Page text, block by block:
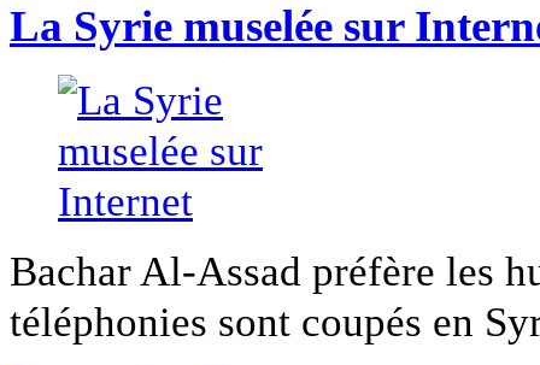
La Syrie muselée sur
Bachar Al-Assad préfère les
téléphonies sont coupés en